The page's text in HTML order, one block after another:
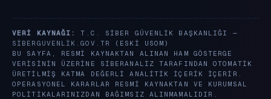
VERI KAYNAĞI:
T.C. SIBER GÜVENLIK BAŞKANLIĞI —
SIBERGUVENLIK.GOV.TR
(ESKI USOM)
BU SAYFA, RESMI KAYNAKTAN ALINAN HAM GÖSTERGE
VERISININ ÜZERINE SIBERANALIZ TARAFINDAN OTOMATIK
ÜRETILMIŞ KATMA DEĞERLI ANALITIK IÇERIK IÇERIR.
OPERASYONEL KARARLAR RESMI KAYNAKTAN VE KURUMSAL
POLITIKALARINIZDAN BAĞIMSIZ ALINMAMALIDIR.